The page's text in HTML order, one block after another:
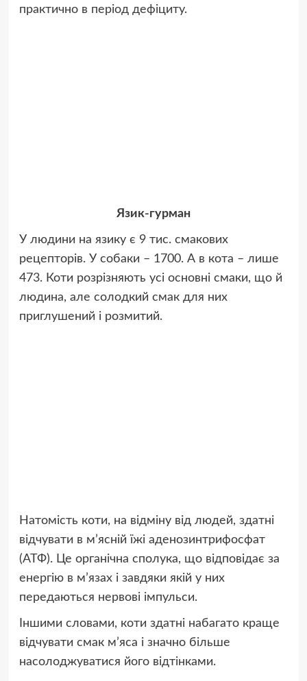
практично в період дефіциту.
Язик-гурман
У людини на язику є 9 тис. смакових
рецепторів. У собаки – 1700. А в кота – лише
473. Коти розрізняють усі основні смаки, що й
людина, але солодкий смак для них
приглушений і розмитий.
Натомість коти, на відміну від людей, здатні
відчувати в м’ясній їжі аденозинтрифосфат
(АТФ). Це органічна сполука, що відповідає за
енергію в м’язах і завдяки якій у них
передаються нервові імпульси.
Іншими словами, коти здатні набагато краще
відчувати смак м’яса і значно більше
насолоджуватися його відтінками.